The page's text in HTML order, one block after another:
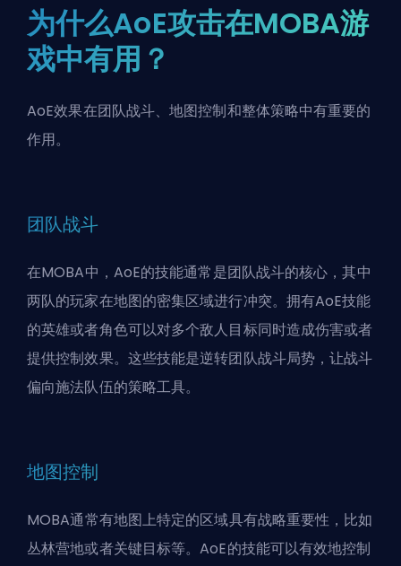
为什么AoE攻击在MOBA游
戏中有用？
AoE效果在团队战斗、地图控制和整体策略中有重要的
作用。
团队战斗
在MOBA中，AoE的技能通常是团队战斗的核心，其中
两队的玩家在地图的密集区域进行冲突。拥有AoE技能
的英雄或者角色可以对多个敌人目标同时造成伤害或者
提供控制效果。这些技能是逆转团队战斗局势，让战斗
偏向施法队伍的策略工具。
地图控制
MOBA通常有地图上特定的区域具有战略重要性，比如
丛林营地或者关键目标等。AoE的技能可以有效地控制